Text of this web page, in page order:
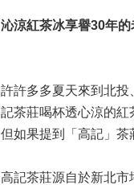
沁涼紅茶冰享譽30年的
許許多多夏天來到北
記茶莊喝杯透心涼的紅
但如果提到「高記」茶
高記茶莊源自於新北